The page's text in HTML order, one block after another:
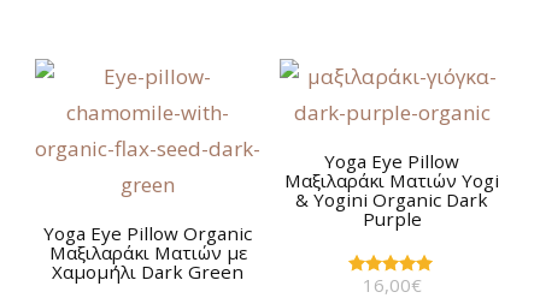
Yoga Eye Pillow Organic
Μαξιλαράκι Ματιών με
Χαμομήλι Dark Green
Yoga Eye Pillow
Μαξιλαράκι Ματιών Yogi
& Yogini Organic Dark
Purple
Βαθμολογήθηκε
16,00€